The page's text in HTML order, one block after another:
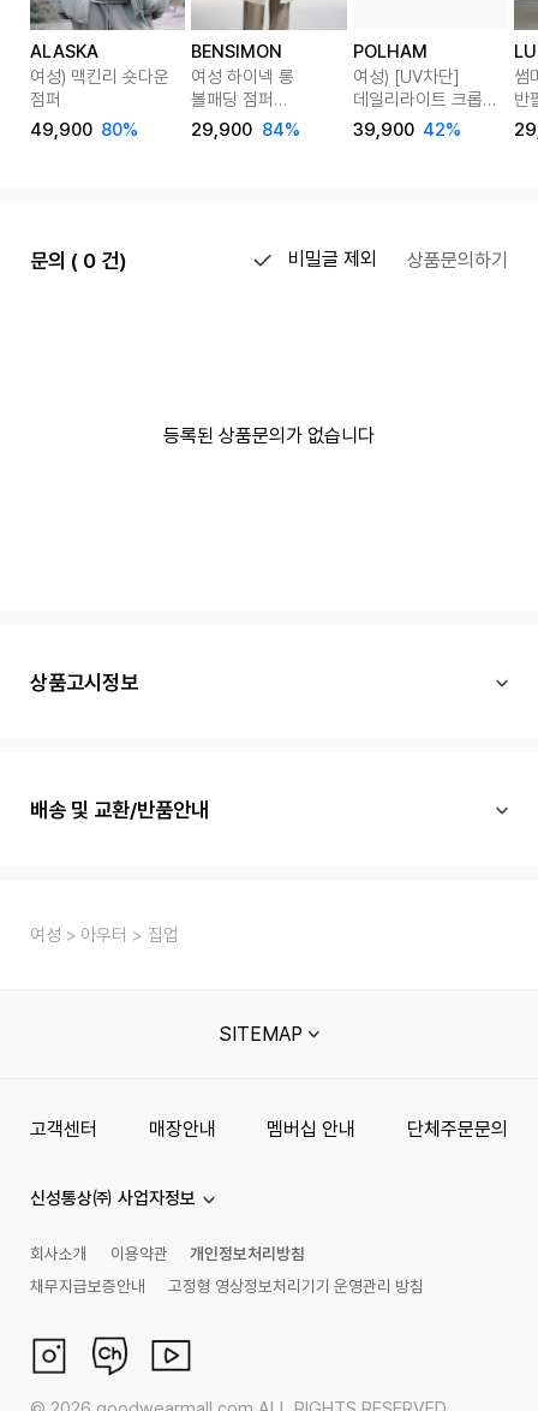
ALASKA
여성) 맥킨리 숏다운
점퍼
49,900 80%
BENSIMON
여성 하이넥 롱
볼패딩 점퍼
(4color)
29,900 84%
POLHAM
여성) [UV차단]
데일리라이트 크롭
후드 바람막이 점퍼
39,900 42%
썸
반
문의 ( 0 건) 비밀글 제외 상품문의하기
등록된 상품문의가 없습니다
상품고시정보
배송 및 교환/반품안내
여성 아우터 집업
SITEMAP
고객센터 매장안내 멤버십 안내 단체주문문의
신성통상㈜ 사업자정보
회사소개 이용약관
개인정보처리방침
채무지급보증안내
고정형 영상정보처리기기 운영관리 방침